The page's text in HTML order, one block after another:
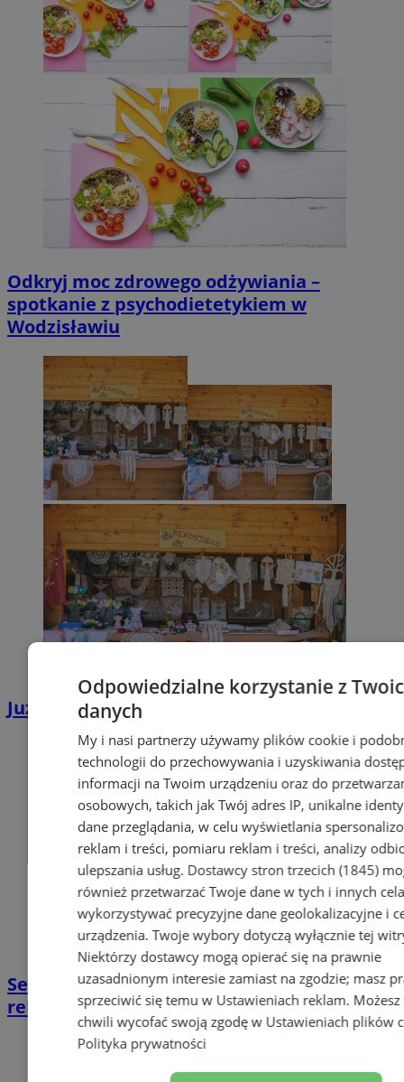
Odkryj moc zdrowego odżywiania –
spotkanie z psychodietetykiem w
Wodzisławiu
Już jutro Ekobazar w Wodzisławiu Śląskim!
Seniorze, weź udział w wydarzeniu
rekreacyjno-sportowym!
Odpowiedzialne korzystanie z
danych
My i nasi partnerzy używamy plików cookie i
technologii do przechowywania i uzyskiwania
informacji na Twoim urządzeniu oraz do
osobowych, takich jak Twój adres IP, unikalne
dane przeglądania, w celu wyświetlania
reklam i treści, pomiaru reklam i treści, analizy
ulepszania usług. Dostawcy stron trzecich (1845)
również przetwarzać Twoje dane w tych i innych
wykorzystywać precyzyjne dane geolokalizacyjne i
urządzenia. Twoje wybory dotyczą wyłącznie tej
Niektórzy dostawcy mogą opierać się na prawnie
uzasadnionym interesie zamiast na zgodzie; masz
sprzeciwić się temu w Ustawieniach reklam.
chwili wycofać swoją zgodę w Ustawieniach plików
Polityka prywatności